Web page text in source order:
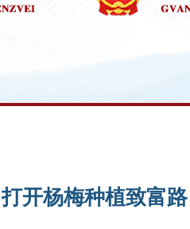
开杨梅种植致富路